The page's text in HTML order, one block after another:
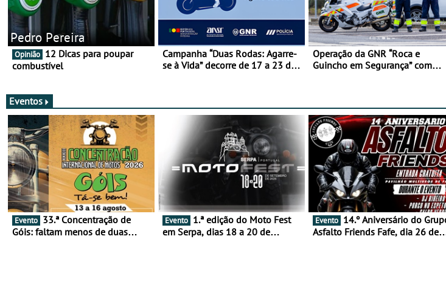
Pedro Pereira
Opinião
combustível
Campanha “Duas Rodas: Agarre-
se à Vida” decorre de 17 a 23 de
Operação da GNR “Roca e
Guincho em Segurança” com
Eventos
Evento
Góis: faltam menos de duas
Evento
em Serpa, dias 18 a 20 de
Evento
Asfalto Friends Fafe, dia 26 de